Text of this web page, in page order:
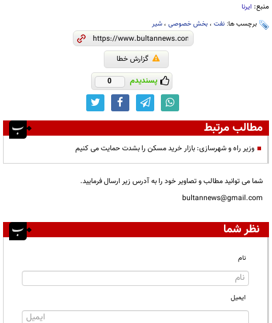
منبع: ایرنا
برچسب ها: نفت ، بخش خصوصی ، شیر
گزارش خطا
پسندیدم 0
مطالب مرتبط
وزیر راه و شهرسازی: بازار خرید مسکن را بشدت حمایت می کنیم
شما می توانید مطالب و تصاویر خود را به آدرس زیر ارسال فرمایید.
bultannews@gmail.com
نظر شما
نام
ایمیل